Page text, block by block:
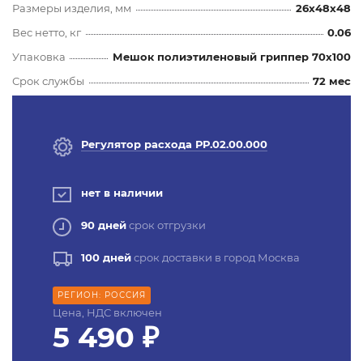
Размеры изделия, мм
26x48x48
Вес нетто, кг
0.06
Упаковка
Мешок полиэтиленовый гриппер 70х100
Срок службы
72 мес
Регулятор расхода РР.02.00.000
нет в наличии
90 днейсрок отгрузки
100 днейсрок доставки в город Москва
РЕГИОН: РОССИЯ
Цена, НДС включен
5 490 ₽